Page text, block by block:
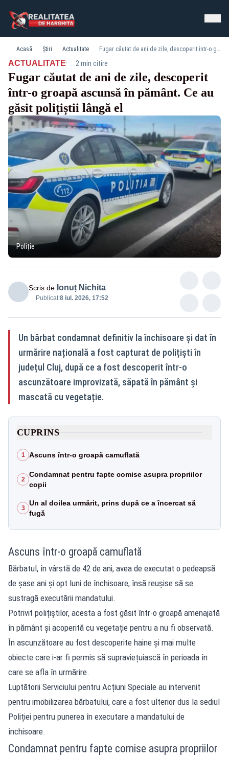
Acasă Știri Actualitate Fugar căutat de ani de zile, descoperit într-o groapă ascunsă în pământ. Ce au găsit polițiștii lângă el
ACTUALITATE· 2 min citire
Fugar căutat de ani de zile, descoperit
într-o groapă ascunsă în pământ. Ce au
găsit polițiștii lângă el
Poliție
Scris de Ionuț Nichita
Publicat:8 iul. 2026, 17:52
Un bărbat condamnat definitiv la închisoare și dat în
urmărire națională a fost capturat de polițiști în
județul Cluj, după ce a fost descoperit într-o
ascunzătoare improvizată, săpată în pământ și
mascată cu vegetație.
CUPRINS
1 Ascuns într-o groapă camuflată
2
Condamnat pentru fapte comise asupra propriilor
copii
3
Un al doilea urmărit, prins după ce a încercat să
fugă
Ascuns într-o groapă camuflată
Bărbatul, în vârstă de 42 de ani, avea de executat o pedeapsă
de șase ani și opt luni de închisoare, însă reușise să se
sustragă executării mandatului.
Potrivit polițiștilor, acesta a fost găsit într-o groapă amenajată
în pământ și acoperită cu vegetație pentru a nu fi observată.
În ascunzătoare au fost descoperite haine și mai multe
obiecte care i-ar fi permis să supraviețuiască în perioada în
care se afla în urmărire.
Luptătorii Serviciului pentru Acțiuni Speciale au intervenit
pentru imobilizarea bărbatului, care a fost ulterior dus la sediul
Poliției pentru punerea în executare a mandatului de
închisoare.
Condamnat pentru fapte comise asupra propriilor